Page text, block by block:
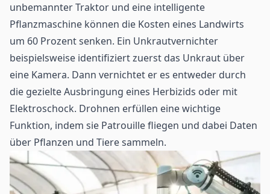
unbemannter Traktor und eine intelligente
Pflanzmaschine können die Kosten eines Landwirts
um 60 Prozent senken. Ein Unkrautvernichter
beispielsweise identifiziert zuerst das Unkraut über
eine Kamera. Dann vernichtet er es entweder durch
die gezielte Ausbringung eines Herbizids oder mit
Elektroschock. Drohnen erfüllen eine wichtige
Funktion, indem sie Patrouille fliegen und dabei Daten
über Pflanzen und Tiere sammeln.